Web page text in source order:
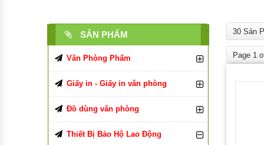
SẢN PHẨM
Văn Phòng Phẩm
Bút Viết Các Loại
Bút Bi
Bút Chì, Ruột Chì
Bìa Đựng Hồ Sơ
Bìa Màu
Tập, Vở, Sổ
Giấy in - Giấy in văn phòng
Giấy In, Giấy Photocopy
Giấy in Double A
Giấy văn phòng
Đồ dùng văn phòng
Đồ Dùng Văn Phòng Phẩm
Thiết Bị Bảo Hộ Lao Động
30 Sản
Page 1